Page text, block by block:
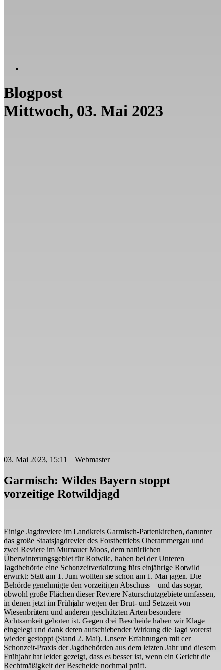
Blogpost
Mittwoch, 03. Mai 2023
03. Mai 2023, 15:11 Webmaster
Garmisch: Wildes Bayern stoppt
vorzeitige Rotwildjagd
Einige Jagdreviere im Landkreis Garmisch-Partenkirchen, darunter
das große Staatsjagdrevier des Forstbetriebs Oberammergau und
zwei Reviere im Murnauer Moos, dem natürlichen
Überwinterungsgebiet für Rotwild, haben bei der Unteren
Jagdbehörde eine Schonzeitverkürzung fürs einjährige Rotwild
erwirkt: Statt am 1. Juni wollten sie schon am 1. Mai jagen. Die
Behörde genehmigte den vorzeitigen Abschuss – und das sogar,
obwohl große Flächen dieser Reviere Naturschutzgebiete umfassen,
in denen jetzt im Frühjahr wegen der Brut- und Setzzeit von
Wiesenbrütern und anderen geschützten Arten besondere
Achtsamkeit geboten ist. Gegen drei Bescheide haben wir Klage
eingelegt und dank deren aufschiebender Wirkung die Jagd vorerst
wieder gestoppt (Stand 2. Mai). Unsere Erfahrungen mit der
Schonzeit-Praxis der Jagdbehörden aus dem letzten Jahr und diesem
Frühjahr hat leider gezeigt, dass es besser ist, wenn ein Gericht die
Rechtmäßigkeit der Bescheide nochmal prüft.